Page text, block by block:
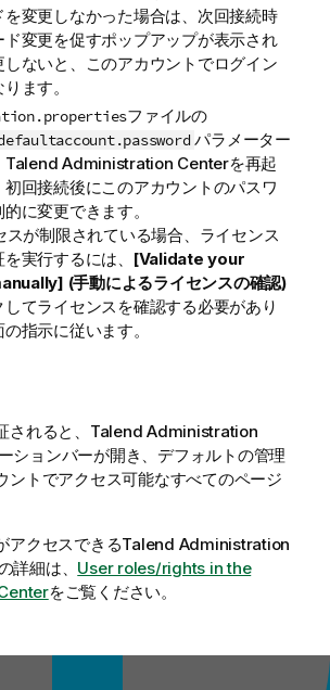
を変更しなかった場合は、次回接続時
ド変更を促すポップアップが表示され
しないと、このアカウントでログイン
ます。
ファイルの
パラメーター
Talend Administration Centerを再起
回接続後にこのアカウントのパスワ
に変更できます。
スが制限されている場合、ライセンス
実行するには、 [Validate your
(手動によるライセンスの確認)
してライセンスを確認する必要があり
指示に従います。
れると、 Talend Administration
ションバーが開き、デフォルトの管理
ントでアクセス可能なすべてのページ
アクセスできるTalend Administration
詳細は、 User roles/rights in the
をご覧ください。